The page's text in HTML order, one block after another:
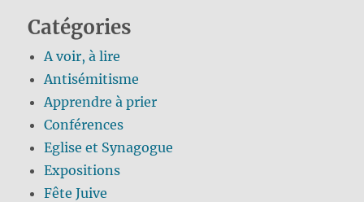
Catégories
A voir, à lire
Antisémitisme
Apprendre à prier
Conférences
Eglise et Synagogue
Expositions
Fête Juive